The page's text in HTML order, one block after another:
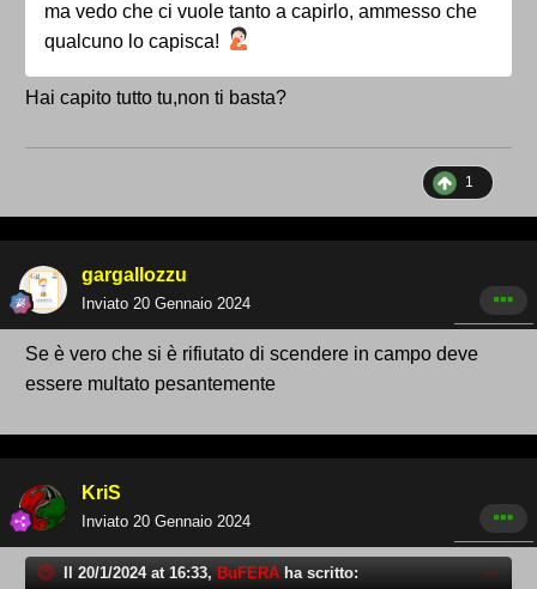
ma vedo che ci vuole tanto a capirlo, ammesso che
qualcuno lo capisca!
Hai capito tutto tu,non ti basta?
1
gargallozzu
Inviato 20 Gennaio 2024
Se è vero che si è rifiutato di scendere in campo deve
essere multato pesantemente
KriS
Inviato 20 Gennaio 2024
Il 20/1/2024 at 16:33, BuFERA ha scritto: